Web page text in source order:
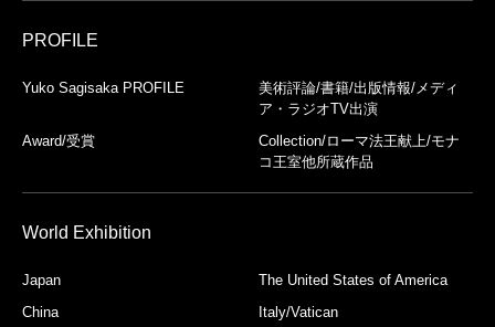
PROFILE
Yuko Sagisaka PROFILE
美術評論/書籍/出版情報/メディ
ア・ラジオTV出演
Award/受賞
Collection/ローマ法王献上/モナ
コ王室他所蔵作品
World Exhibition
Japan
The United States of America
China
Italy/Vatican